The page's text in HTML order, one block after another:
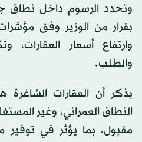
وتحدد الرسوم داخل نطاق
بقرار من الوزير وفق
وارتفاع أسعار
والطلب.
يذكر أن العقارات الشاغرة
النطاق العمراني، وغير
مقبول، بما يؤثر في